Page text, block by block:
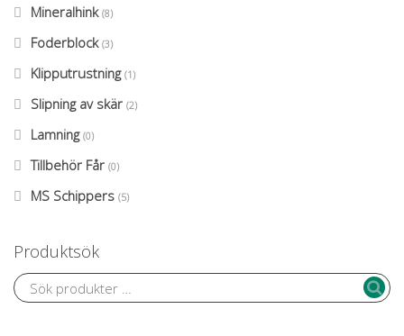
Mineralhink (8)
Foderblock (3)
Klipputrustning (1)
Slipning av skär (2)
Lamning (0)
Tillbehör Får (0)
MS Schippers (5)
Produktsök